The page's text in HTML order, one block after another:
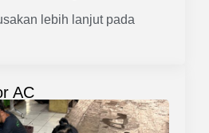
lebih lanjut pada
AC